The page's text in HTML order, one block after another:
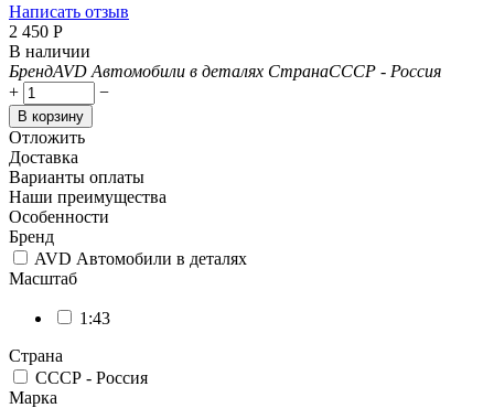
Написать отзыв
2 450 Р
В наличии
БрендAVD Автомобили в деталях СтранаСССР - Россия
+
−
В корзину
Отложить
Доставка
Варианты оплаты
Наши преимущества
Особенности
Бренд
AVD Автомобили в деталях
Масштаб
1:43
Страна
СССР - Россия
Марка